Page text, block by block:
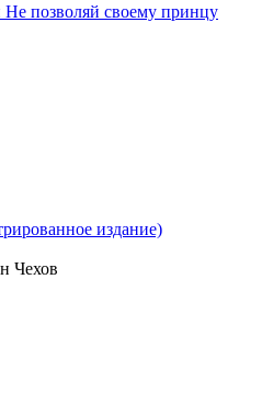
позволяй своему принцу
издание)
Чехов